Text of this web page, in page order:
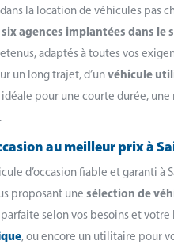
dans la location de véhicules
six agences implantées dans le
adaptés à toutes vos
un long trajet, d’unvéhicule
pour une courte durée,
au meilleur prix à
d’occasion fiable et garanti à
proposant unesélection de
selon vos besoins et
, ou encore un utilitaire pour